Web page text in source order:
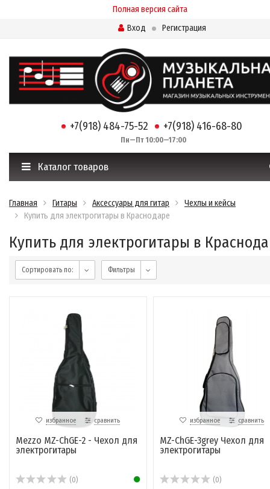
Полная версия сайта
Вход
Регистрация
+7(918) 484-75-52 +7(918) 416-68-80
Пн—Пт 10:00—17:00
Каталог товаров
Главная Гитары Аксессуары для гитар
Чехлы и кейсы
Купить для электрогитары в Краснодаре
Купить для электрогитары в
Сортировать по: Фильтры
избранное сравнить
Mezzo MZ-ChGE-2 - Чехол для
электрогитары
(0)
избранное сравнить
MZ-ChGE-3grey Чехол для
электрогитары
(0)